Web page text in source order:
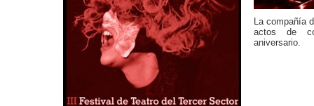
La compañía
actos de
aniversario.